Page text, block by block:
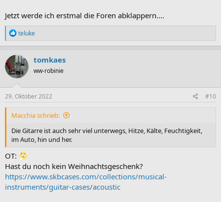
Jetzt werde ich erstmal die Foren abklappern....
R
e
a
k
t
i
o
n
e
teluke
tomkaes
ww-robinie
29. Oktober 2022 #10
Macchia schrieb:
Die Gitarre ist auch sehr viel unterwegs, Hitze, Kälte, Feuchtigkeit,
im Auto, hin und her.
OT:
Hast du noch kein Weihnachtsgeschenk?
https://www.skbcases.com/collections/musical-
instruments/guitar-cases/acoustic